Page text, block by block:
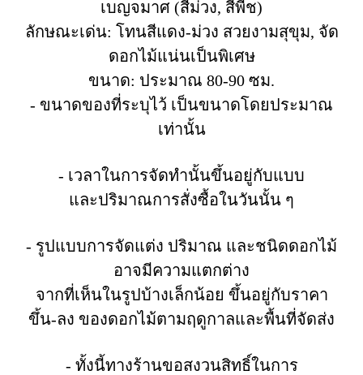
เบญจมาศ (สีม่วง, สีพีช)
ลักษณะเด่น: โทนสีแดง-ม่วง สวยงามสุขุม, จัด
ดอกไม้แน่นเป็นพิเศษ
ขนาด: ประมาณ 80-90 ซม.
- ขนาดของที่ระบุไว้ เป็นขนาดโดยประมาณ
เท่านั้น
- เวลาในการจัดทำนั้นขึ้นอยู่กับแบบ
และปริมาณการสั่งซื้อในวันนั้น ๆ
- รูปแบบการจัดแต่ง ปริมาณ และชนิดดอกไม้
อาจมีความแตกต่าง
จากที่เห็นในรูปบ้างเล็กน้อย ขึ้นอยู่กับราคา
ขึ้น-ลง ของดอกไม้ตามฤดูกาลและพื้นที่จัดส่ง
- ทั้งนี้ทางร้านขอสงวนสิทธิ์ในการ